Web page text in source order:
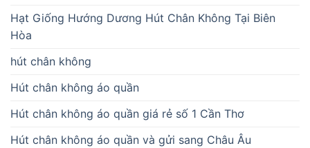
Hạt Giống Hướng Dương Hút Chân Không Tại Biên
Hòa
hút chân không
Hút chân không áo quần
Hút chân không áo quần giá rẻ số 1 Cần Thơ
Hút chân không áo quần và gửi sang Châu Âu